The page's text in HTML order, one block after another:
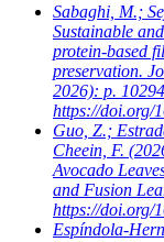
Sabaghi, M.;
Sustainable
protein-based
preservation.
2026): p.
https://doi.org/
Guo, Z.;
Cheein, F.
Avocado
and Fusion
https://doi.org/
Espíndola-